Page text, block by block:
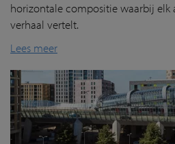
horizontale compositie waarbij elk
verhaal vertelt.
Lees meer